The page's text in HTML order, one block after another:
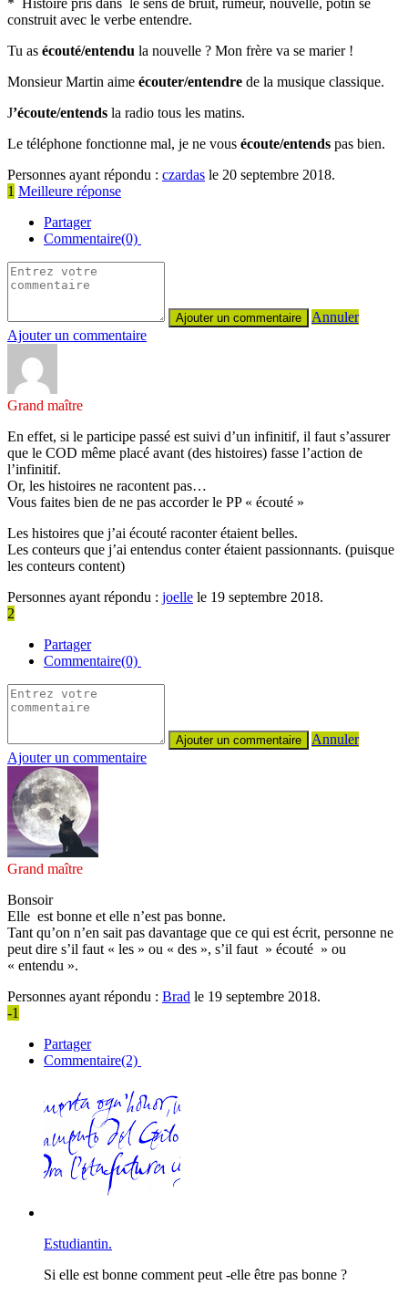
construit avec le verbe entendre.
Tu as écouté/entendu la nouvelle ? Mon frère va se marier !
Monsieur Martin aime écouter/entendre de la musique classique.
J’écoute/entends la radio tous les matins.
Le téléphone fonctionne mal, je ne vous écoute/entends pas bien.
Personnes ayant répondu : czardas le 20 septembre 2018.
1 Meilleure réponse
Partager
Commentaire(0)
Annuler
Ajouter un commentaire
Grand maître
En effet, si le participe passé est suivi d’un infinitif, il faut s’assurer
que le COD même placé avant (des histoires) fasse l’action de
l’infinitif.
Or, les histoires ne racontent pas…
Vous faites bien de ne pas accorder le PP « écouté »
Les histoires que j’ai écouté raconter étaient belles.
Les conteurs que j’ai entendus conter étaient passionnants. (puisque
les conteurs content)
Personnes ayant répondu : joelle le 19 septembre 2018.
2
Partager
Commentaire(0)
Annuler
Ajouter un commentaire
Grand maître
Bonsoir
Elle est bonne et elle n’est pas bonne.
Tant qu’on n’en sait pas davantage que ce qui est écrit, personne ne
peut dire s’il faut « les » ou « des », s’il faut » écouté » ou
« entendu ».
Personnes ayant répondu : Brad le 19 septembre 2018.
-1
Partager
Commentaire(2)
Estudiantin.
Si elle est bonne comment peut -elle être pas bonne ?